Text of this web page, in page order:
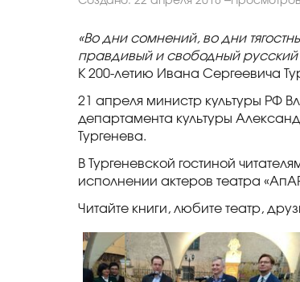
«Во дни сомнений, во дни
правдивый и свободный русский
К 200-летию Ивана Сергеевича
21 апреля министр культуры РФ
департамента культуры
Тургенева.
В Тургеневской гостиной
исполнении актеров театра
Читайте книги, любите театр,